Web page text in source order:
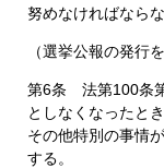
努めなければならな
（選挙公報の発行
第6条 法第100条
としなくなったと
その他特別の事情
する。